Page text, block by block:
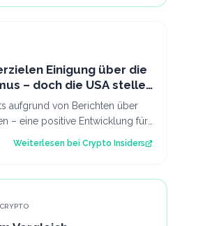
Einigung über die
– doch die USA stellen
aufgrund von Berichten über
– eine positive Entwicklung für
Weiterlesen bei Crypto Insiders